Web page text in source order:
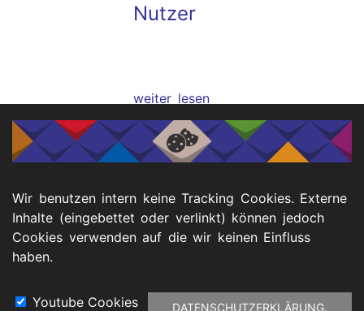
Nutzer
weiter lesen
"SensiPro"
Wir benutzen intern keine Tracking Cookies. Externe
Inhalte (eingebettet oder verlinkt) können jedoch
Cookies verwenden auf die wir keinen Einfluss
haben.
DATENSCHUTZERKLÄRUNG.
Youtube Cookies